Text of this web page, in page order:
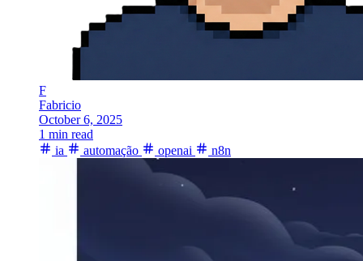
F
Fabricio
October 6, 2025
1 min read
ia
automação openai n8n